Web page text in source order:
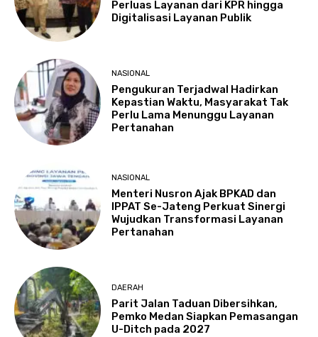
Perluas Layanan dari KPR hingga
Digitalisasi Layanan Publik
NASIONAL
Pengukuran Terjadwal Hadirkan
Kepastian Waktu, Masyarakat Tak
Perlu Lama Menunggu Layanan
Pertanahan
NASIONAL
Menteri Nusron Ajak BPKAD dan
IPPAT Se-Jateng Perkuat Sinergi
Wujudkan Transformasi Layanan
Pertanahan
DAERAH
Parit Jalan Taduan Dibersihkan,
Pemko Medan Siapkan Pemasangan
U-Ditch pada 2027